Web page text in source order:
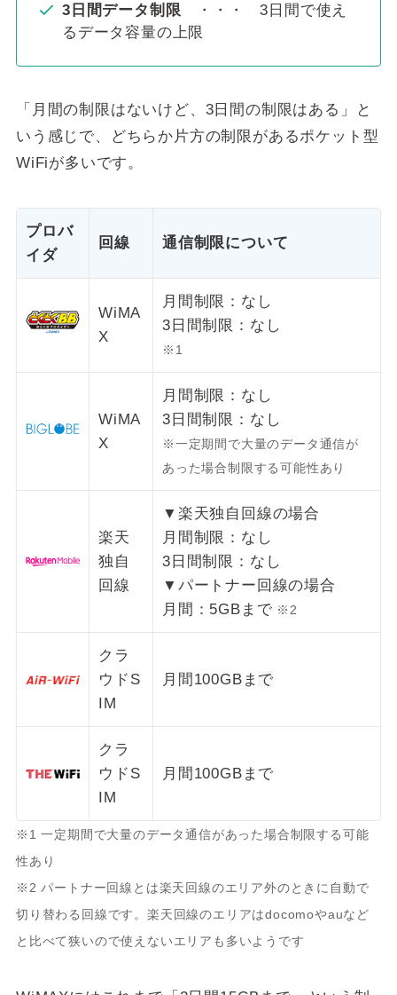
3日間データ制限 ・・・ 3日間で使え
るデータ容量の上限
「月間の制限はないけど、3日間の制限はある」と
いう感じで、どちらか片方の制限があるポケット型
WiFiが多いです。
プロバ
イダ
回線 通信制限について
WiMA
X
月間制限：なし
3日間制限：なし
※1
WiMA
X
月間制限：なし
3日間制限：なし
※一定期間で大量のデータ通信が
あった場合制限する可能性あり
楽天
独自
回線
▼楽天独自回線の場合
月間制限：なし
3日間制限：なし
▼パートナー回線の場合
月間：5GBまで ※2
クラ
ウドS
IM
月間100GBま で
クラ
ウドS
IM
月間100GBまで
※1 一定期間で大量のデータ通信があった場合制限する可能
性あり
※2 パートナー回線とは楽天回線のエリア外のときに自動で
切り替わる回線です。楽天回線のエリアはdocomoやauなど
と比べて狭いので使えないエリアも多いようです